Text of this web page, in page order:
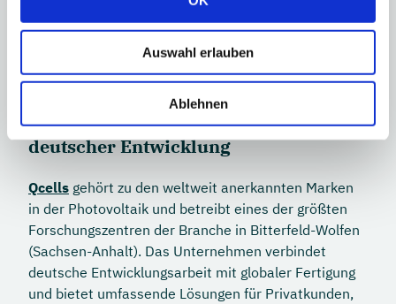
Auswahl erlauben
Ablehnen
ausgeprägtem Innovationsanspruch
Qcells: globaler Anbieter mit
deutscher Entwicklung
Qcells gehört zu den weltweit anerkannten Marken
in der Photovoltaik und betreibt eines der größten
Forschungszentren der Branche in Bitterfeld-Wolfen
(Sachsen-Anhalt). Das Unternehmen verbindet
deutsche Entwicklungsarbeit mit globaler Fertigung
und bietet umfassende Lösungen für Privatkunden,